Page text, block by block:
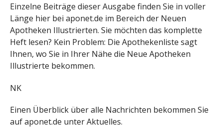
Einzelne Beiträge dieser Ausgabe finden Sie in voller
Länge hier bei aponet.de im Bereich der Neuen
Apotheken Illustrierten. Sie möchten das komplette
Heft lesen? Kein Problem: Die Apothekenliste sagt
Ihnen, wo Sie in Ihrer Nähe die Neue Apotheken
Illustrierte bekommen.
NK
Einen Überblick über alle Nachrichten bekommen Sie
aufaponet.de unter Aktuelles.